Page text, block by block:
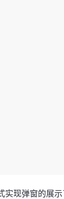
现弹窗的展示